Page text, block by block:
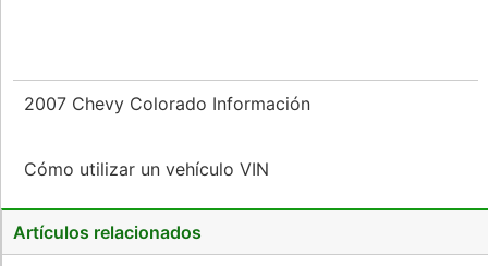
2007 Chevy Colorado Información
Cómo utilizar un vehículo VIN
Artículos relacionados